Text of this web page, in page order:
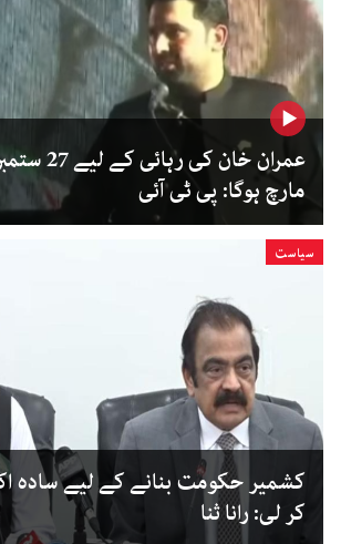
عمران خان
مارچ ہوگا: پی ٹی آئی
سیاست
کشمیر حکومت بنانے کے لیے سادہ
کر لی: رانا ثنا